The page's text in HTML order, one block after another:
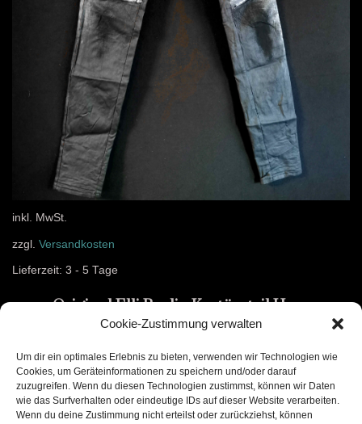
Cookie-Zustimmung verwalten
Um dir ein optimales Erlebnis zu bieten, verwenden wir Technologien wie
Cookies, um Geräteinformationen zu speichern und/oder darauf
zuzugreifen. Wenn du diesen Technologien zustimmst, können wir Daten
wie das Surfverhalten oder eindeutige IDs auf dieser Website verarbeiten.
Wenn du deine Zustimmung nicht erteilst oder zurückziehst, können
inkl. MwSt.
zzgl. Versandkosten
Lieferzeit: 3 - 5 Tage
Original Elli Berlin Kostümteil Hose
139,00€
In den Warenkorb